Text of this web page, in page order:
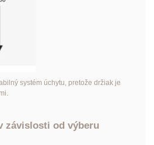
systém úchytu, pretože držiak je
závislosti od výberu